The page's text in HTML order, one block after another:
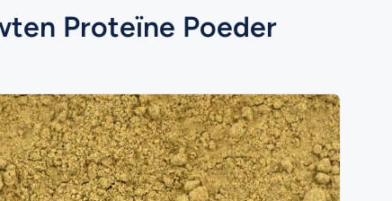
Proteïne Poeder